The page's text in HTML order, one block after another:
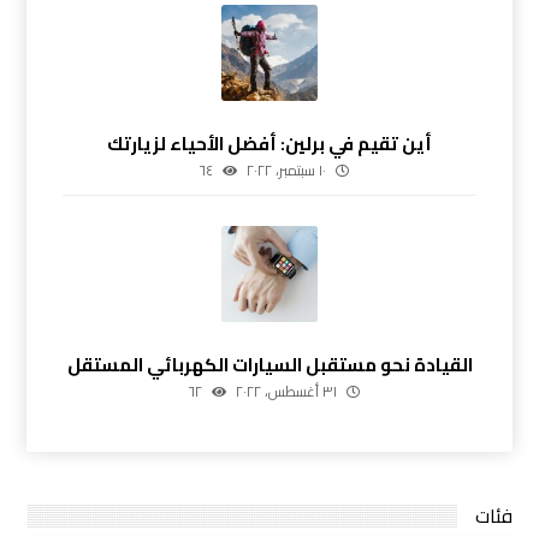
أين تقيم في برلين: أفضل الأحياء لزيارتك
١٠ سبتمبر، ٢٠٢٢ ٦٤
القيادة نحو مستقبل السيارات الكهربائي المستقل
٣١ أغسطس، ٢٠٢٢ ٦٢
فئات